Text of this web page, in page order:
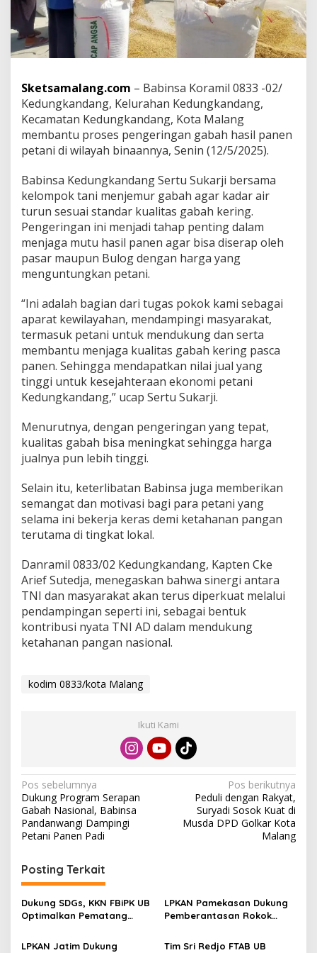
g
B
a
n
t
P
e
t
a
n
i
g
a
K
u
a
l
i
t
s
a
b
a
h
K
e
r
n
g
Sketsamalang.com – Babinsa Koramil 0833 -02/
Kedungkandang, Kelurahan Kedungkandang,
Kecamatan Kedungkandang, Kota Malang
membantu proses pengeringan gabah hasil panen
petani di wilayah binaannya, Senin (12/5/2025).
Babinsa Kedungkandang Sertu Sukarji bersama
kelompok tani menjemur gabah agar kadar air
turun sesuai standar kualitas gabah kering.
Pengeringan ini menjadi tahap penting dalam
menjaga mutu hasil panen agar bisa diserap oleh
pasar maupun Bulog dengan harga yang
menguntungkan petani.
“Ini adalah bagian dari tugas pokok kami sebagai
aparat kewilayahan, mendampingi masyarakat,
termasuk petani untuk mendukung dan serta
membantu menjaga kualitas gabah kering pasca
panen. Sehingga mendapatkan nilai jual yang
tinggi untuk kesejahteraan ekonomi petani
Kedungkandang,” ucap Sertu Sukarji.
Menurutnya, dengan pengeringan yang tepat,
kualitas gabah bisa meningkat sehingga harga
jualnya pun lebih tinggi.
Selain itu, keterlibatan Babinsa juga memberikan
semangat dan motivasi bagi para petani yang
selama ini bekerja keras demi ketahanan pangan
terutama di tingkat lokal.
Danramil 0833/02 Kedungkandang, Kapten Cke
Arief Sutedja, menegaskan bahwa sinergi antara
TNI dan masyarakat akan terus diperkuat melalui
pendampingan seperti ini, sebagai bentuk
kontribusi nyata TNI AD dalam mendukung
ketahanan pangan nasional.
kodim 0833/kota Malang
Ikuti Kami
N
a
v
g
a
s
p
Pos sebelumnya
Dukung Program Serapan
Gabah Nasional, Babinsa
Pandanwangi Dampingi
Petani Panen Padi
Pos berikutnya
Peduli dengan Rakyat,
Suryadi Sosok Kuat di
Musda DPD Golkar Kota
Malang
Posting Terkait
Dukung SDGs, KKN FBiPK UB
Optimalkan Pematang
Plasma Nutfah
LPKAN Pamekasan Dukung
Pemberantasan Rokok
Lindungi Petani Tembakau
LPKAN Jatim Dukung Tim Sri Redjo FTAB UB